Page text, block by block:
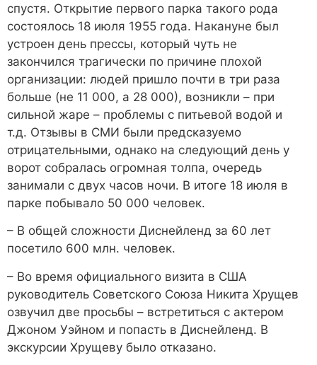
спустя. Открытие первого парка такого рода
состоялось 18 июля 1955 года. Накануне был
устроен день прессы, который чуть не
закончился трагически по причине плохой
организации: людей пришло почти в три раза
больше (не 11 000, а 28 000), возникли – при
сильной жаре – проблемы с питьевой водой и
т.д. Отзывы в СМИ были предсказуемо
отрицательными, однако на следующий день у
ворот собралась огромная толпа, очередь
занимали с двух часов ночи. В итоге 18 июля в
парке побывало 50 000 человек.
– В общей сложности Диснейленд за 60 лет
посетило 600 млн. человек.
– Во время официального визита в США
руководитель Советского Союза Никита Хрущев
озвучил две просьбы – встретиться с актером
Джоном Уэйном и попасть в Диснейленд. В
экскурсии Хрущеву было отказано.